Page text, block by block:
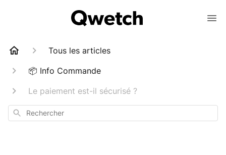
Tous les articles
📦 Info Commande
Le paiement est-il sécurisé ?
Rechercher